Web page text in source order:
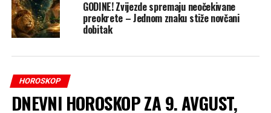
GODINE! Zvijezde spremaju neočekivane
preokrete – Jednom znaku stiže novčani
dobitak
HOROSKOP
DNEVNI HOROSKOP ZA 9. AVGUST,